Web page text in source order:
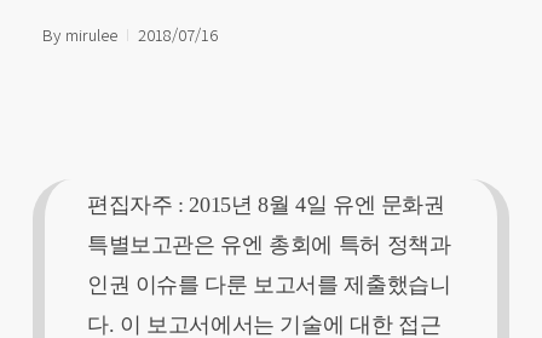
By mirulee 2018/07/16
편집자주 : 2015년 8월 4일 유엔 문화권
특별보고관은 유엔 총회에 특허 정책과
인권 이슈를 다룬 보고서를 제출했습니
다. 이 보고서에서는 기술에 대한 접근